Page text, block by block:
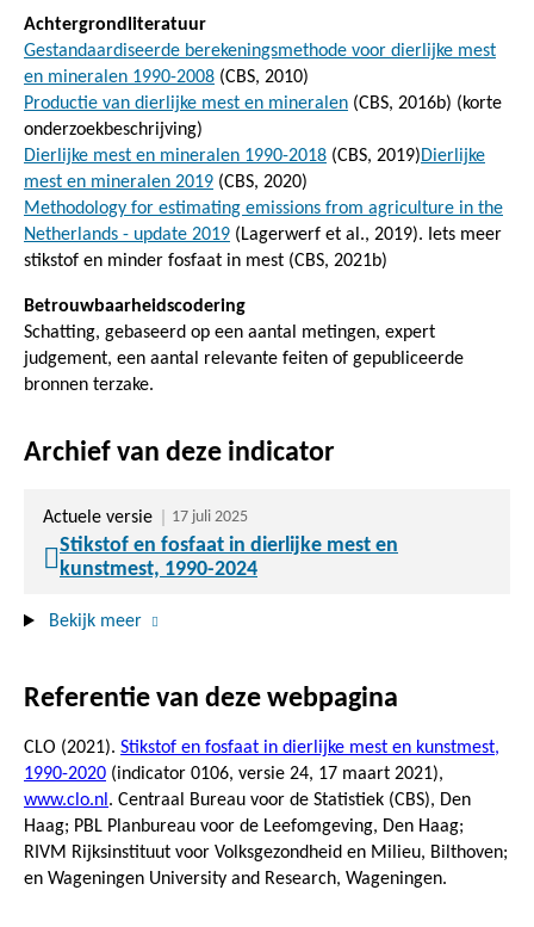
Achtergrondliteratuur
Gestandaardiseerde berekeningsmethode voor dierlijke mest
en mineralen 1990-2008 (CBS, 2010)
Productie van dierlijke mest en mineralen (CBS, 2016b) (korte
onderzoekbeschrijving)
Dierlijke mest en mineralen 1990-2018 (CBS, 2019)Dierlijke
mest en mineralen 2019 (CBS, 2020)
Methodology for estimating emissions from agriculture in the
Netherlands - update 2019 (Lagerwerf et al., 2019). Iets meer
stikstof en minder fosfaat in mest (CBS, 2021b)
Betrouwbaarheidscodering
Schatting, gebaseerd op een aantal metingen, expert
judgement, een aantal relevante feiten of gepubliceerde
bronnen terzake.
Archief van deze indicator
Actuele versie 17 juli 2025
Stikstof en fosfaat in dierlijke mest en
kunstmest, 1990-2024
Bekijk meer
Referentie van deze webpagina
CLO (2021). Stikstof en fosfaat in dierlijke mest en kunstmest,
1990-2020 (indicator 0106, versie 24, 17 maart 2021),
www.clo.nl . Centraal Bureau voor de Statistiek (CBS), Den
Haag; PBL Planbureau voor de Leefomgeving, Den Haag;
RIVM Rijksinstituut voor Volksgezondheid en Milieu, Bilthoven;
en Wageningen University and Research, Wageningen.